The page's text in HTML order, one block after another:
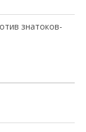
знатоков-